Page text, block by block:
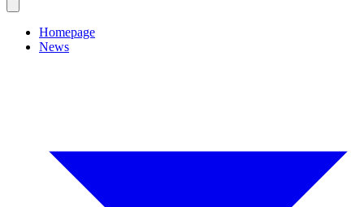
Homepage
News